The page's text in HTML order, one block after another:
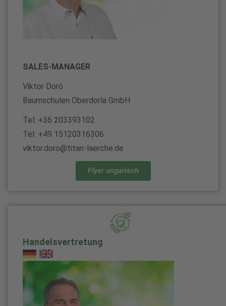
SALES-MANAGER
Viktor Doró
Baumschulen Oberdorla GmbH
Tel: +36 203393102
Tel: +49 15120316306
viktor.doro@titan-laerche.de
Flyer ungarisch
Handelsvertretung